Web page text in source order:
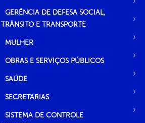
GERÊNCIA DE DEFESA SOCIAL,
TRÂNSITO E TRANSPORTE
MULHER
OBRAS E SERVIÇOS PÚBLICOS
SAÚDE
SECRETARIAS
SISTEMA DE CONTROLE